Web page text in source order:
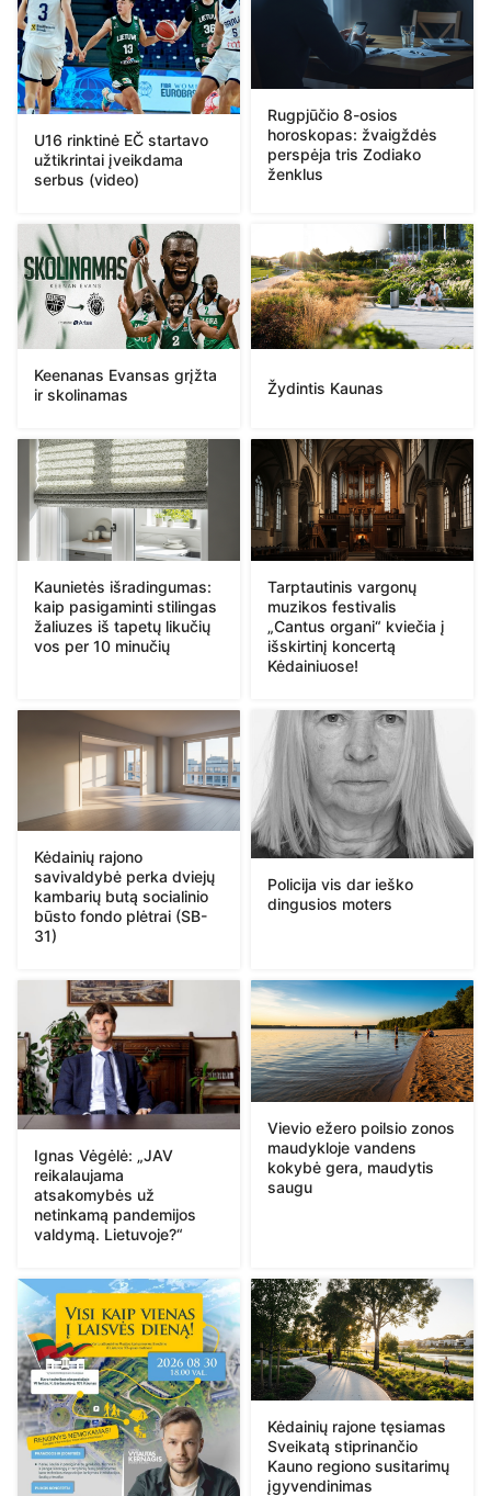
U16 rinktinė EČ startavo
užtikrintai įveikdama
serbus (video)
Rugpjūčio 8-osios
horoskopas: žvaigždės
perspėja tris Zodiako
ženklus
Keenanas Evansas grįžta
ir skolinamas
Žydintis Kaunas
Kaunietės išradingumas:
kaip pasigaminti stilingas
žaliuzes iš tapetų likučių
vos per 10 minučių
Tarptautinis vargonų
muzikos festivalis
„Cantus organi“ kviečia į
išskirtinį koncertą
Kėdainiuose!
Kėdainių rajono
savivaldybė perka dviejų
kambarių butą socialinio
būsto fondo plėtrai (SB-
31)
Policija vis dar ieško
dingusios moters
Ignas Vėgėlė: „JAV
reikalaujama
atsakomybės už
netinkamą pandemijos
valdymą. Lietuvoje?“
Vievio ežero poilsio zonos
maudykloje vandens
kokybė gera, maudytis
saugu
Kėdainių rajone tęsiamas
Sveikatą stiprinančio
Kauno regiono susitarimų
įgyvendinimas